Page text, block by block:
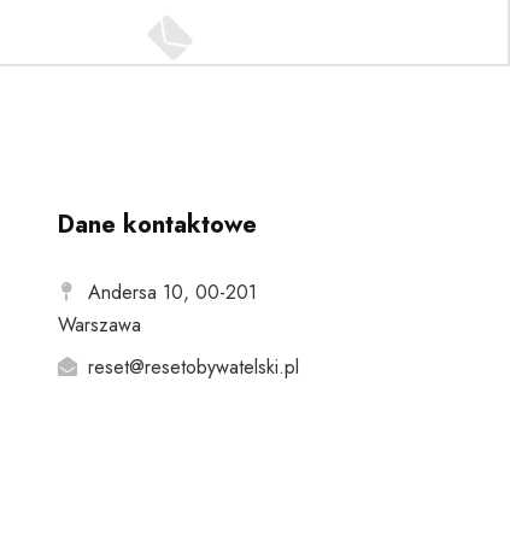
Dane kontaktowe
Andersa 10, 00-201
Warszawa
reset@resetobywatelski.pl